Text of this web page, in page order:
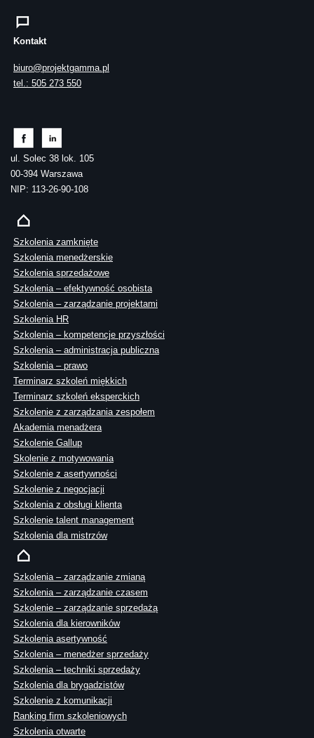
Kontakt
biuro@projektgamma.pl
tel.: 505 273 550
ul. Solec 38 lok. 105
00-394 Warszawa
NIP: 113-26-90-108
Szkolenia zamknięte
Szkolenia menedżerskie
Szkolenia sprzedażowe
Szkolenia – efektywność osobista
Szkolenia – zarządzanie projektami
Szkolenia HR
Szkolenia – kompetencje przyszłości
Szkolenia – administracja publiczna
Szkolenia – prawo
Terminarz szkoleń miękkich
Terminarz szkoleń eksperckich
Szkolenie z zarządzania zespołem
Akademia menadżera
Szkolenie Gallup
Skolenie z motywowania
Szkolenie z asertywności
Szkolenie z negocjacji
Szkolenia z obsługi klienta
Szkolenie talent management
Szkolenia dla mistrzów
Szkolenia – zarządzanie zmianą
Szkolenia – zarządzanie czasem
Szkolenie – zarządzanie sprzedażą
Szkolenia dla kierowników
Szkolenia asertywność
Szkolenia – menedżer sprzedaży
Szkolenia – techniki sprzedaży
Szkolenia dla brygadzistów
Szkolenie z komunikacji
Ranking firm szkoleniowych
Szkolenia otwarte